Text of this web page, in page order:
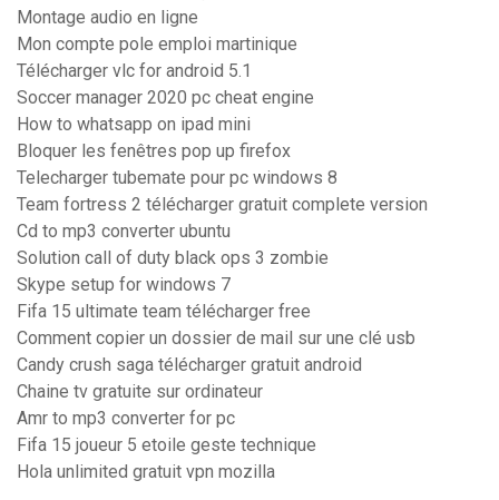
Montage audio en ligne
Mon compte pole emploi martinique
Télécharger vlc for android 5.1
Soccer manager 2020 pc cheat engine
How to whatsapp on ipad mini
Bloquer les fenêtres pop up firefox
Telecharger tubemate pour pc windows 8
Team fortress 2 télécharger gratuit complete version
Cd to mp3 converter ubuntu
Solution call of duty black ops 3 zombie
Skype setup for windows 7
Fifa 15 ultimate team télécharger free
Comment copier un dossier de mail sur une clé usb
Candy crush saga télécharger gratuit android
Chaine tv gratuite sur ordinateur
Amr to mp3 converter for pc
Fifa 15 joueur 5 etoile geste technique
Hola unlimited gratuit vpn mozilla